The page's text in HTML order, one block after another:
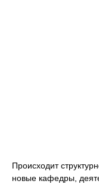
Происходит
новые кафедры,